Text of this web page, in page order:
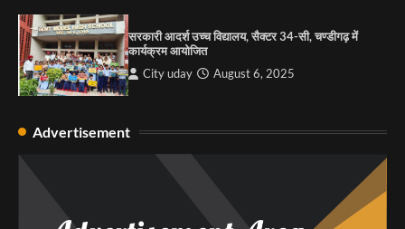
सरकारी आदर्श उच्च विद्यालय, सैक्टर 34-सी, चण्डीगढ़ में
कार्यक्रम आयोजित
City uday August 6, 2025
Advertisement